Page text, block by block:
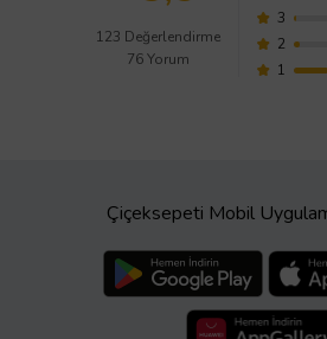
123 Değerlendirme
76 Yorum
3
2
1
Çiçeksepeti Mobil